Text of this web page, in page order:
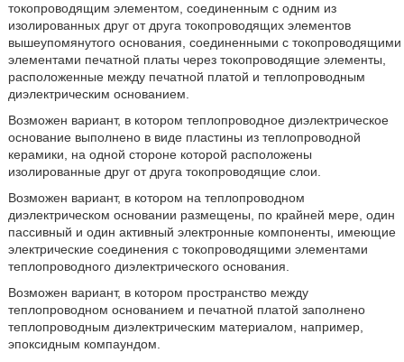
токопроводящим элементом, соединенным с одним из
изолированных друг от друга токопроводящих элементов
вышеупомянутого основания, соединенными с токопроводящими
элементами печатной платы через токопроводящие элементы,
расположенные между печатной платой и теплопроводным
диэлектрическим основанием.
Возможен вариант, в котором теплопроводное диэлектрическое
основание выполнено в виде пластины из теплопроводной
керамики, на одной стороне которой расположены
изолированные друг от друга токопроводящие слои.
Возможен вариант, в котором на теплопроводном
диэлектрическом основании размещены, по крайней мере, один
пассивный и один активный электронные компоненты, имеющие
электрические соединения с токопроводящими элементами
теплопроводного диэлектрического основания.
Возможен вариант, в котором пространство между
теплопроводном основанием и печатной платой заполнено
теплопроводным диэлектрическим материалом, например,
эпоксидным компаундом.